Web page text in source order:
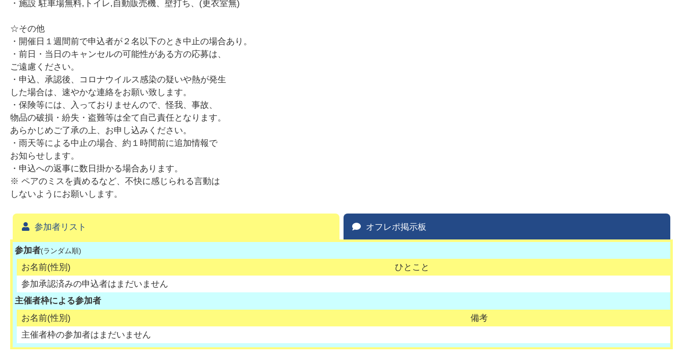
・施設 駐車場無料,トイレ,自動販売機、壁打ち、(更衣室無)
☆その他
・開催日１週間前で申込者が２名以下のとき中止の場合あり。
・前日・当日のキャンセルの可能性がある方の応募は、
ご遠慮ください。
・申込、承認後、コロナウイルス感染の疑いや熱が発生
した場合は、速やかな連絡をお願い致します。
・保険等には、入っておりませんので、怪我、事故、
物品の破損・紛失・盗難等は全て自己責任となります。
あらかじめご了承の上、お申し込みください。
・雨天等による中止の場合、約１時間前に追加情報で
お知らせします。
・申込への返事に数日掛かる場合あります。
※ ペアのミスを責めるなど、不快に感じられる言動は
しないようにお願いします。
参加者リスト オフレポ掲示板
参加者(ランダム順)
お名前(性別)
ひとこと
参加承認済みの申込者はまだいません
主催者枠による参加者
お名前(性別)
備考
主催者枠の参加者はまだいません